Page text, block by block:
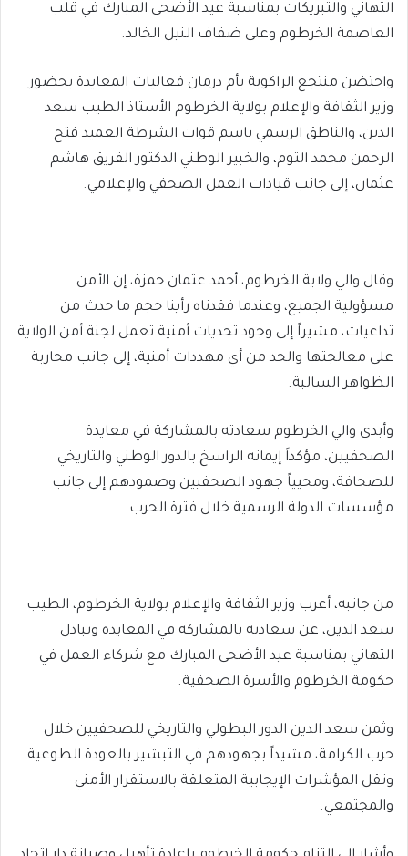
التهاني والتبريكات بمناسبة عيد الأضحى المبارك في قلب
العاصمة الخرطوم وعلى ضفاف النيل الخالد.
واحتضن منتجع الراكوبة بأم درمان فعاليات المعايدة بحضور
وزير الثقافة والإعلام بولاية الخرطوم الأستاذ الطيب سعد
الدين، والناطق الرسمي باسم قوات الشرطة العميد فتح
الرحمن محمد التوم، والخبير الوطني الدكتور الفريق هاشم
عثمان، إلى جانب قيادات العمل الصحفي والإعلامي.
وقال والي ولاية الخرطوم، أحمد عثمان حمزة، إن الأمن
مسؤولية الجميع، وعندما فقدناه رأينا حجم ما حدث من
تداعيات، مشيراً إلى وجود تحديات أمنية تعمل لجنة أمن الولاية
على معالجتها والحد من أي مهددات أمنية، إلى جانب محاربة
الظواهر السالبة.
وأبدى والي الخرطوم سعادته بالمشاركة في معايدة
الصحفيين، مؤكداً إيمانه الراسخ بالدور الوطني والتاريخي
للصحافة، ومحيياً جهود الصحفيين وصمودهم إلى جانب
مؤسسات الدولة الرسمية خلال فترة الحرب.
من جانبه، أعرب وزير الثقافة والإعلام بولاية الخرطوم، الطيب
سعد الدين، عن سعادته بالمشاركة في المعايدة وتبادل
التهاني بمناسبة عيد الأضحى المبارك مع شركاء العمل في
حكومة الخرطوم والأسرة الصحفية.
وثمن سعد الدين الدور البطولي والتاريخي للصحفيين خلال
حرب الكرامة، مشيداً بجهودهم في التبشير بالعودة الطوعية
ونقل المؤشرات الإيجابية المتعلقة بالاستقرار الأمني
والمجتمعي.